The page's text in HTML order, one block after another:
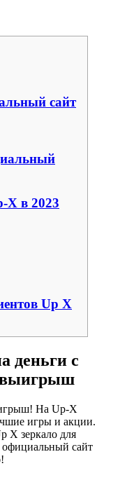
сайт
X в 2023
Up X
деньги с
выигрыш
На Up-X
игры и акции.
X зеркало для
сайт